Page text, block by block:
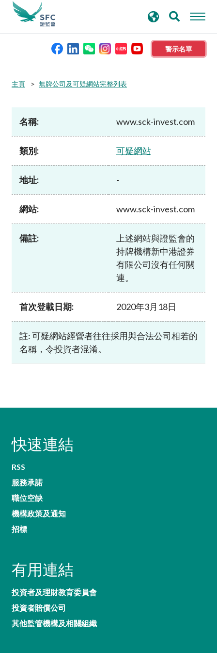
警示名單
本會簡介
規則及標準
資料庫
新聞稿及公布
加入本會
尋
主頁 無牌公司及可疑網站完整列表
名稱: www.sck-invest.com
類別: 可疑網站
地址: -
網站: www.sck-invest.com
備註:
上述網站與證監會的
持牌機構新中港證券
有限公司沒有任何關
連。
首次登載日期: 2020年3月18日
註: 可疑網站經營者往往採用與合法公司相若的
名稱，令投資者混淆。
快速連結
RSS
服務承諾
職位空缺
機構政策及通知
招標
有用連結
投資者及理財教育委員會
投資者賠償公司
其他監管機構及相關組織